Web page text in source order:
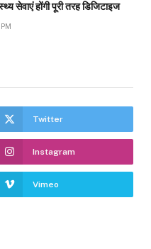
सेवाएं होंगी पूरी तरह डिजिटाइज
Twitter
Instagram
Vimeo